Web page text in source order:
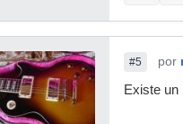
#5 por
Existe un